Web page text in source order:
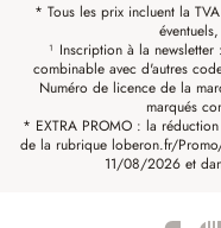
* Tous les prix incluent la
¹ Inscription à la
combinable avec d'autres
Numéro de licence de la
marqués
* EXTRA PROMO : la
de la rubrique loberon.fr/
11/08/2026 et